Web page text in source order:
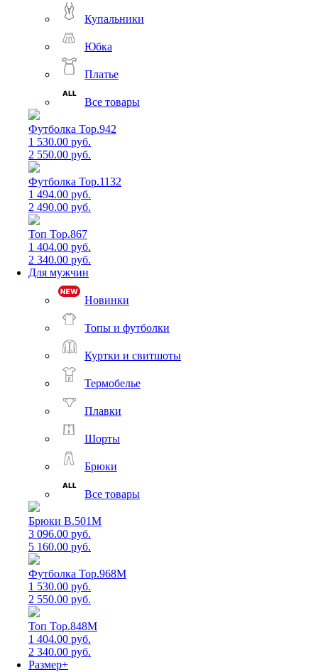
Купальники
Юбка
Платье
Все товары
Футболка Top.942
1 530.00 руб.
2 550.00 руб.
Футболка Top.1132
1 494.00 руб.
2 490.00 руб.
Топ Top.867
1 404.00 руб.
2 340.00 руб.
Для мужчин
Новинки
Топы и футболки
Куртки и свитшоты
Термобелье
Плавки
Шорты
Брюки
Все товары
Брюки B.501M
3 096.00 руб.
5 160.00 руб.
Футболка Top.968M
1 530.00 руб.
2 550.00 руб.
Топ Top.848M
1 404.00 руб.
2 340.00 руб.
Размер+